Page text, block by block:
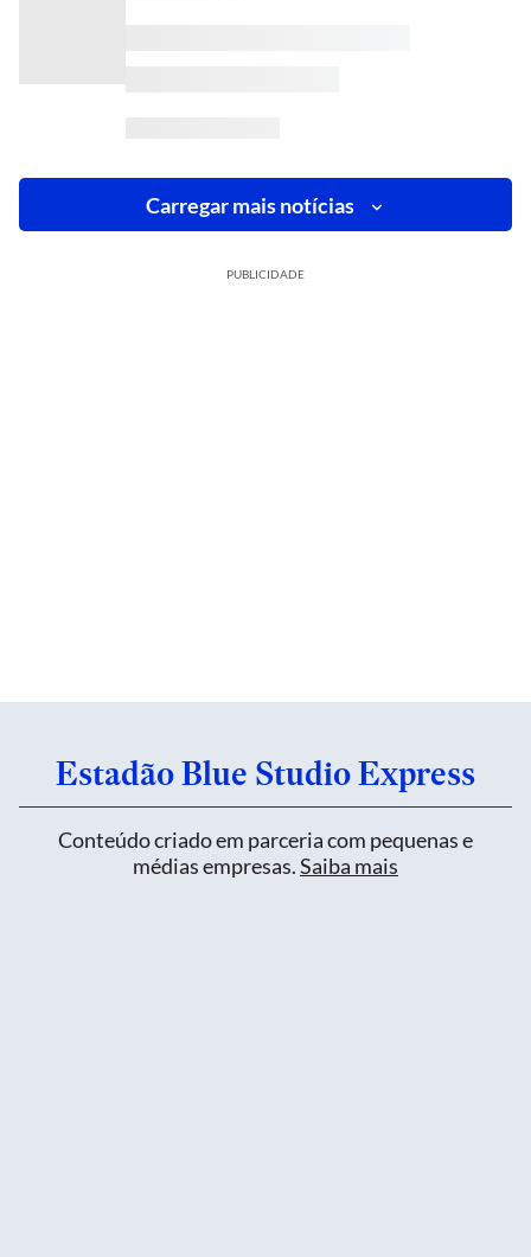
Carregar mais notícias
PUBLICIDADE
Estadão Blue Studio Express
Conteúdo criado em parceria com pequenas e
médias empresas.Saiba mais